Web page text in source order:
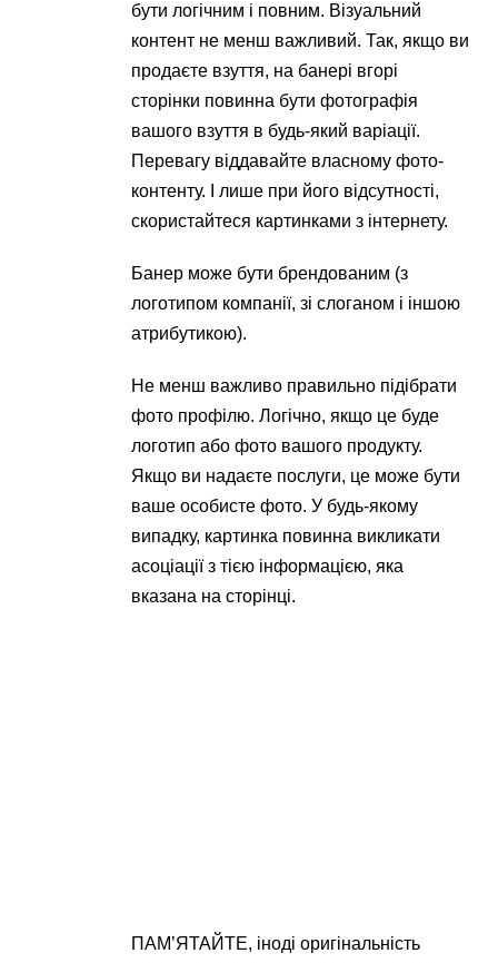
бути логічним і повним. Візуальний
контент не менш важливий. Так, якщо ви
продаєте взуття, на банері вгорі
сторінки повинна бути фотографія
вашого взуття в будь-який варіації.
Перевагу віддавайте власному фото-
контенту. І лише при його відсутності,
скористайтеся картинками з інтернету.
Банер може бути брендованим (з
логотипом компанії, зі слоганом і іншою
атрибутикою).
Не менш важливо правильно підібрати
фото профілю. Логічно, якщо це буде
логотип або фото вашого продукту.
Якщо ви надаєте послуги, це може бути
ваше особисте фото. У будь-якому
випадку, картинка повинна викликати
асоціації з тією інформацією, яка
вказана на сторінці.
ПАМ’ЯТАЙТЕ, іноді оригінальність